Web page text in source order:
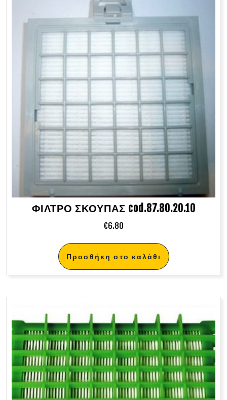
ΦΙΛΤΡΟ ΣΚΟΥΠΑΣ cod.87.80.20.10
€6.80
Προσθήκη στο καλάθι